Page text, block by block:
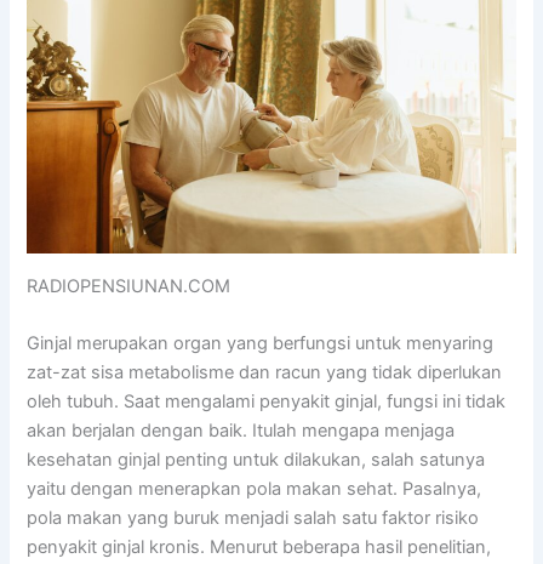
RADIOPENSIUNAN.COM
Ginjal merupakan organ yang berfungsi untuk menyaring
zat-zat sisa metabolisme dan racun yang tidak diperlukan
oleh tubuh. Saat mengalami penyakit ginjal, fungsi ini tidak
akan berjalan dengan baik. Itulah mengapa menjaga
kesehatan ginjal penting untuk dilakukan, salah satunya
yaitu dengan menerapkan pola makan sehat. Pasalnya,
pola makan yang buruk menjadi salah satu faktor risiko
penyakit ginjal kronis. Menurut beberapa hasil penelitian,